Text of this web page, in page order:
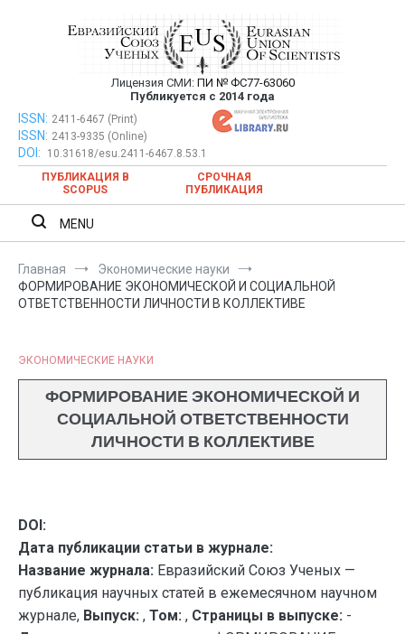
Евразийский Союз Ученых —
публикация научных статей в
ежемесячном научном журнале
Лицензия СМИ: ПИ № ФС77-63060
Публикуется с 2014 года
Евразийский Союз Ученых — публикация научных статей в
ежемесячном научном журнале
ISSN: 2411-6467 (Print)
ISSN: 2413-9335 (Online)
DOI:
10.31618/esu.2411-6467.8.53.1
ПУБЛИКАЦИЯ В
SCOPUS
СРОЧНАЯ
ПУБЛИКАЦИЯ
MENU
Главная
Экономические науки
ФОРМИРОВАНИЕ ЭКОНОМИЧЕСКОЙ И СОЦИАЛЬНОЙ
ОТВЕТСТВЕННОСТИ ЛИЧНОСТИ В КОЛЛЕКТИВЕ
ЭКОНОМИЧЕСКИЕ НАУКИ
ФОРМИРОВАНИЕ ЭКОНОМИЧЕСКОЙ И
СОЦИАЛЬНОЙ ОТВЕТСТВЕННОСТИ
ЛИЧНОСТИ В КОЛЛЕКТИВЕ
DOI:
Дата публикации статьи в журнале:
Название журнала: Евразийский Союз Ученых —
публикация научных статей в ежемесячном научном
журнале, Выпуск: , Том: , Страницы в выпуске: -